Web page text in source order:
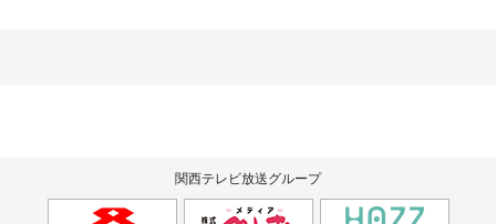
関西テレビ放送グループ